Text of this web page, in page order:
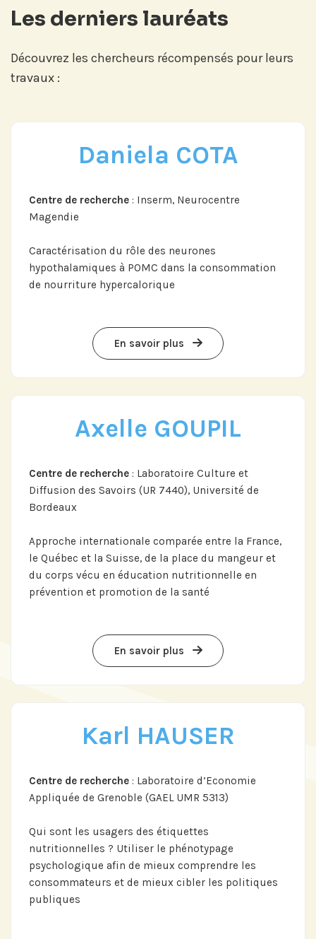
Les derniers lauréats
Découvrez les chercheurs récompensés pour leurs
travaux :
Daniela COTA
Centre de recherche : Inserm, Neurocentre
Magendie
Caractérisation du rôle des neurones
hypothalamiques à POMC dans la consommation
de nourriture hypercalorique
En savoir plus
Axelle GOUPIL
Centre de recherche : Laboratoire Culture et
Diffusion des Savoirs (UR 7440), Université de
Bordeaux
Approche internationale comparée entre la France,
le Québec et la Suisse, de la place du mangeur et
du corps vécu en éducation nutritionnelle en
prévention et promotion de la santé
En savoir plus
Karl HAUSER
Centre de recherche : Laboratoire d’Economie
Appliquée de Grenoble (GAEL UMR 5313)
Qui sont les usagers des étiquettes
nutritionnelles ? Utiliser le phénotypage
psychologique afin de mieux comprendre les
consommateurs et de mieux cibler les politiques
publiques